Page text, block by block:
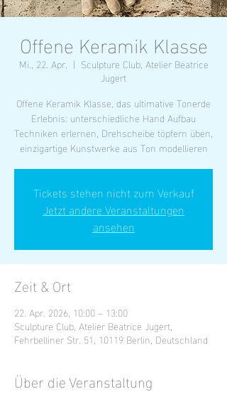
Offene Keramik Klasse
Mi., 22. Apr.
  |
Sculpture Club, Atelier Beatrice
Jugert
Offene Keramik Klasse, das ultimative Tonerde
Erlebnis: unterschiedliche Hand Aufbau
Techniken erlernen, Drehscheibe töpfern üben,
einzigartige Kunstwerke aus Ton modellieren
Tickets stehen nicht zum Verkauf
Jetzt andere Veranstaltungen
ansehen
Zeit & Ort
22. Apr. 2026, 10:00 – 13:00
Sculpture Club, Atelier Beatrice Jugert,
Fehrbelliner Str. 51, 10119 Berlin, Deutschland
Über die Veranstaltung